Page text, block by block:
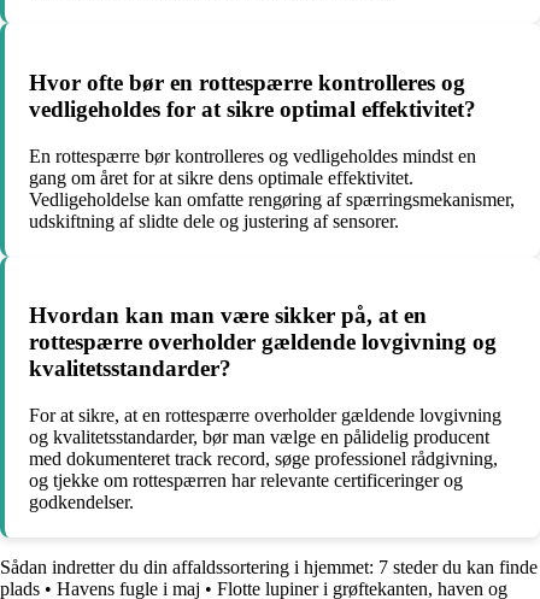
Hvor ofte bør en rottespærre kontrolleres og
vedligeholdes for at sikre optimal effektivitet?
En rottespærre bør kontrolleres og vedligeholdes mindst en
gang om året for at sikre dens optimale effektivitet.
Vedligeholdelse kan omfatte rengøring af spærringsmekanismer,
udskiftning af slidte dele og justering af sensorer.
Hvordan kan man være sikker på, at en
rottespærre overholder gældende lovgivning og
kvalitetsstandarder?
For at sikre, at en rottespærre overholder gældende lovgivning
og kvalitetsstandarder, bør man vælge en pålidelig producent
med dokumenteret track record, søge professionel rådgivning,
og tjekke om rottespærren har relevante certificeringer og
godkendelser.
Sådan indretter du din affaldssortering i hjemmet: 7 steder du kan finde
plads • Havens fugle i maj • Flotte lupiner i grøftekanten, haven og